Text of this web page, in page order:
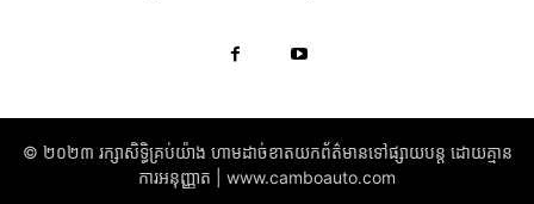
© ២០២៣ រក្សាសិទ្ធិគ្រប់យ៉ាង​ ហាមដាច់ខាតយកព័ត៌មានទៅផ្សាយបន្ត ដោយគ្មាន
ការអនុញ្ញាត | www.camboauto.com